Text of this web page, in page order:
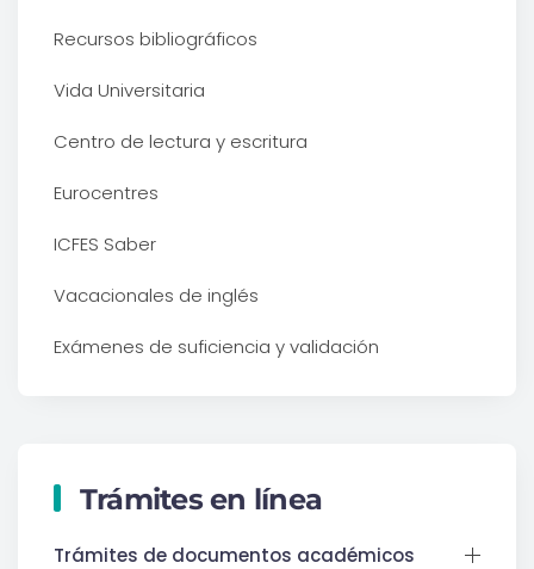
Recursos bibliográficos
Vida Universitaria
Centro de lectura y escritura
Eurocentres
ICFES Saber
Vacacionales de inglés
Exámenes de suficiencia y validación
Trámites en línea
Trámites de documentos académicos